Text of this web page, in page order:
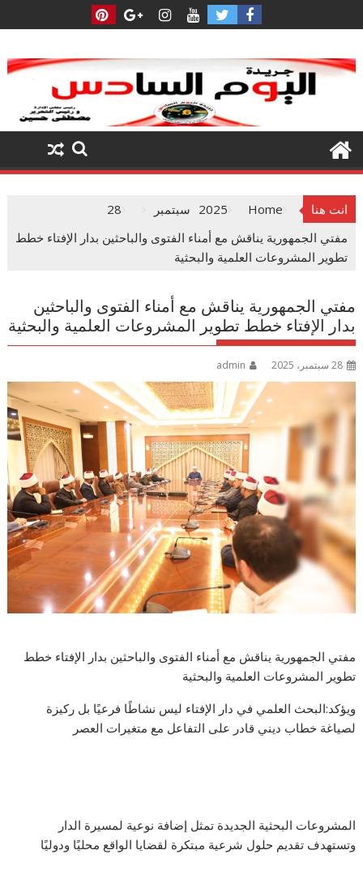
to
انت هنا Home
2025 سبتمبر
28
مفتي الجمهورية يناقش مع أمناء الفتوى والباحثين بدار الإفتاء خطط
تطوير المشروعات العلمية والبحثية
مفتي الجمهورية يناقش مع أمناء الفتوى والباحثين
بدار الإفتاء خطط تطوير المشروعات العلمية والبحثية
28 سبتمبر، 2025 admin
مفتي الجمهورية يناقش مع أمناء الفتوى والباحثين بدار الإفتاء خطط
تطوير المشروعات العلمية والبحثية
ويؤكد:البحث العلمي في دار الإفتاء ليس نشاطًا فرعيًا بل ركيزة
لصياغة خطاب ديني قادر على التفاعل مع متغيرات العصر
المشروعات البحثية الجديدة تمثل إضافة نوعية لمسيرة الدار
وتستهدف تقديم حلول شرعية مبتكرة لقضايا الواقع محليًا ودوليًا